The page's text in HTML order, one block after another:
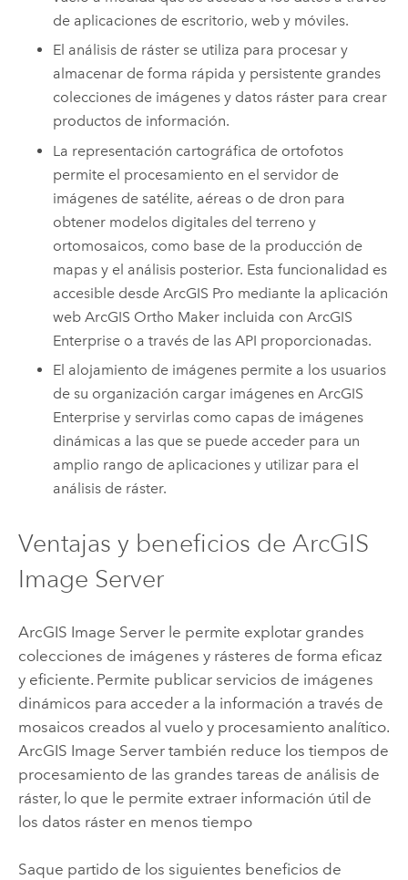
de aplicaciones de escritorio, web y móviles.
El análisis de ráster se utiliza para procesar y
almacenar de forma rápida y persistente grandes
colecciones de imágenes y datos ráster para crear
productos de información.
La representación cartográfica de ortofotos
permite el procesamiento en el servidor de
imágenes de satélite, aéreas o de dron para
obtener modelos digitales del terreno y
ortomosaicos, como base de la producción de
mapas y el análisis posterior. Esta funcionalidad es
accesible desdeArcGIS Pro mediante la aplicación
webArcGIS Ortho Maker incluida conArcGIS
Enterprise o a través de las API proporcionadas.
El alojamiento de imágenes permite a los usuarios
de su organización cargar imágenes enArcGIS
Enterprise y servirlas como capas de imágenes
dinámicas a las que se puede acceder para un
amplio rango de aplicaciones y utilizar para el
análisis de ráster.
Ventajas y beneficios de ArcGIS
Image Server
ArcGIS Image Serverle permite explotar grandes
colecciones de imágenes y rásteres de forma eficaz
y eficiente. Permite publicar servicios de imágenes
dinámicos para acceder a la información a través de
mosaicos creados al vuelo y procesamiento analítico.
ArcGIS Image Servertambién reduce los tiempos de
procesamiento de las grandes tareas de análisis de
ráster, lo que le permite extraer información útil de
los datos ráster en menos tiempo
Saque partido de los siguientes beneficios de